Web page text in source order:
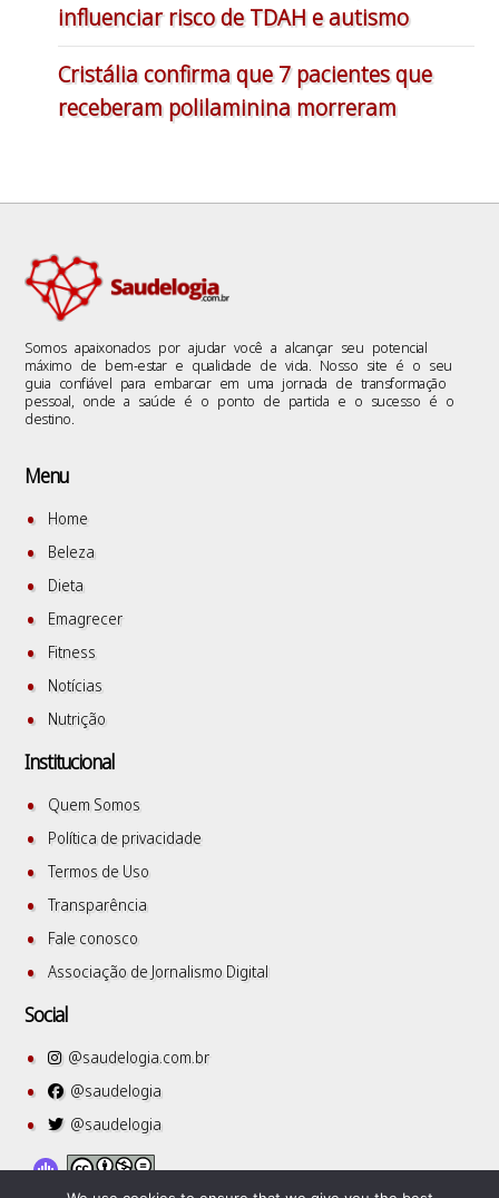
influenciar risco de TDAH e autismo
Cristália confirma que 7 pacientes que
receberam polilaminina morreram
Somos apaixonados por ajudar você a alcançar seu potencial
máximo de bem-estar e qualidade de vida. Nosso site é o seu
guia confiável para embarcar em uma jornada de transformação
pessoal, onde a saúde é o ponto de partida e o sucesso é o
destino.
Menu
Home
Beleza
Dieta
Emagrecer
Fitness
Notícias
Nutrição
Institucional
Quem Somos
Política de privacidade
Termos de Uso
Transparência
Fale conosco
Associação de Jornalismo Digital
Social
@saudelogia.com.br
@saudelogia
@saudelogia